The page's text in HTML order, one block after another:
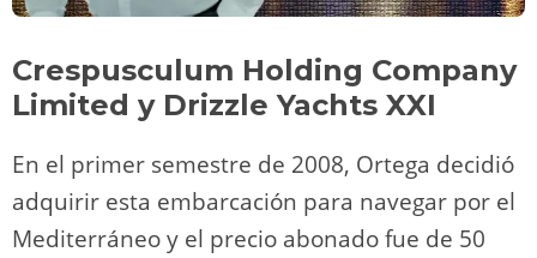
Crespusculum Holding Company
Limited y Drizzle Yachts XXI
En el primer semestre de 2008, Ortega decidió
adquirir esta embarcación para navegar por el
Mediterráneo y el precio abonado fue de 50